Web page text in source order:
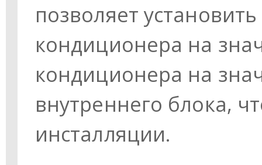
позволяет
кондиционера на
кондиционера на
внутреннего блока,
инсталляции.